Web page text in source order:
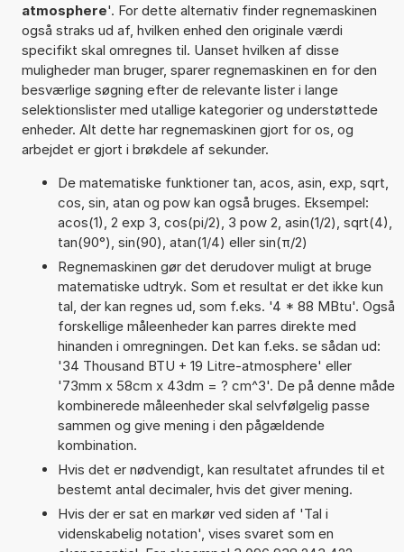
atmosphere'. For dette alternativ finder regnemaskinen
også straks ud af, hvilken enhed den originale værdi
specifikt skal omregnes til. Uanset hvilken af disse
muligheder man bruger, sparer regnemaskinen en for den
besværlige søgning efter de relevante lister i lange
selektionslister med utallige kategorier og understøttede
enheder. Alt dette har regnemaskinen gjort for os, og
arbejdet er gjort i brøkdele af sekunder.
De matematiske funktioner tan, acos, asin, exp, sqrt,
cos, sin, atan og pow kan også bruges. Eksempel:
acos(1), 2 exp 3, cos(pi/2), 3 pow 2, asin(1/2), sqrt(4),
tan(90°), sin(90), atan(1/4) eller sin(π/2)
Regnemaskinen gør det derudover muligt at bruge
matematiske udtryk. Som et resultat er det ikke kun
tal, der kan regnes ud, som f.eks. '4 * 88 MBtu'. Også
forskellige måleenheder kan parres direkte med
hinanden i omregningen. Det kan f.eks. se sådan ud:
'34 Thousand BTU + 19 Litre-atmosphere' eller
'73mm x 58cm x 43dm = ? cm^3'. De på denne måde
kombinerede måleenheder skal selvfølgelig passe
sammen og give mening i den pågældende
kombination.
Hvis det er nødvendigt, kan resultatet afrundes til et
bestemt antal decimaler, hvis det giver mening.
Hvis der er sat en markør ved siden af 'Tal i
videnskabelig notation', vises svaret som en